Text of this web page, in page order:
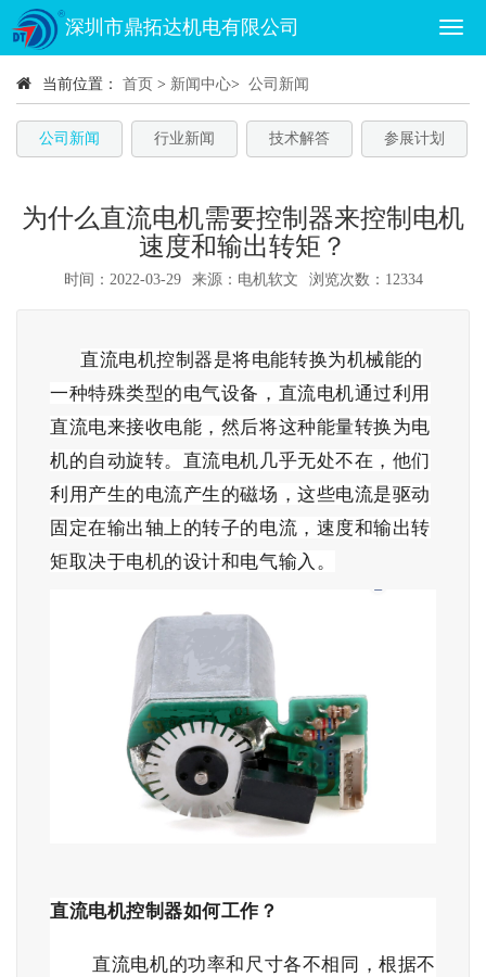
深圳市鼎拓达机电有限公司
当前位置： 首页 > 新闻中心> 公司新闻
公司新闻 行业新闻 技术解答 参展计划
为什么直流电机需要控制器来控制电机
速度和输出转矩？
时间：2022-03-29 来源：电机软文 浏览次数：12334
直流电机控制器是将电能转换为机械能的
一种特殊类型的电气设备，直流电机通过利用
直流电来接收电能，然后将这种能量转换为电
机的自动旋转。直流电机几乎无处不在，他们
利用产生的电流产生的磁场，这些电流是驱动
固定在输出轴上的转子的电流，速度和输出转
矩取决于电机的设计和电气输入。
直流电机控制器如何工作？
直流电机的功率和尺寸各不相同，根据不